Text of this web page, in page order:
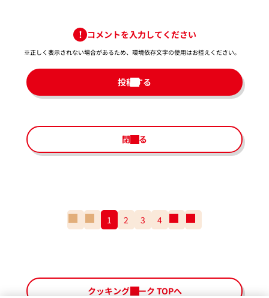
コメントを入力してください
※正しく表示されない場合があるため、環境依存文字の使用はお控えください。​
投稿する
閉じる
番
ペ
ー
の
1 2 3 4
の
番
ペ
ー
クッキングパーク TOPへ